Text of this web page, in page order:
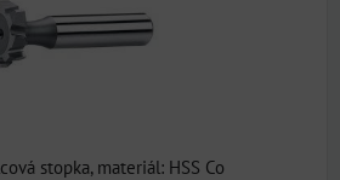
stopka, materiál: HSS Co